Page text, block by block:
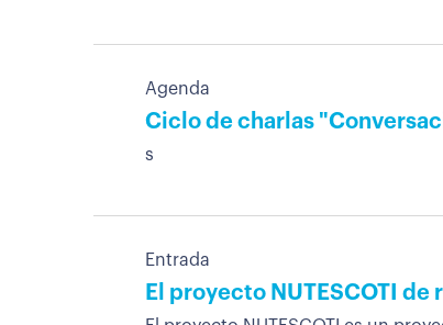
Agenda
Ciclo de charlas
s
Entrada
El proyecto NUTESCOTI